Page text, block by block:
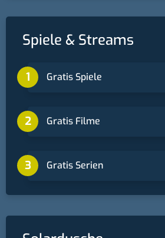
Spiele & Streams
Gratis Spiele
Gratis Filme
Gratis Serien